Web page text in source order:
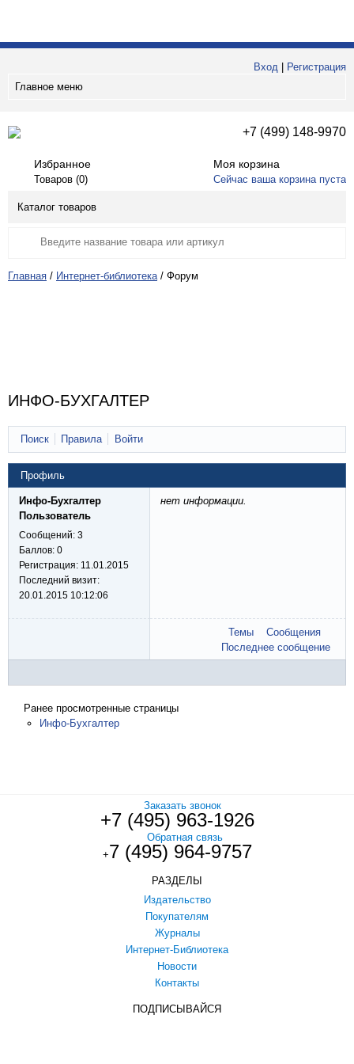
Вход
Регистрация
Главное меню
+7 (499) 148-9970
Избранное
Товаров (0)
Моя корзина
Сейчас ваша корзина пуста
Каталог товаров
Главная / Интернет-библиотека / Форум
ИНФО-БУХГАЛТЕР
Поиск Правила Войти
Профиль
Инфо-Бухгалтер
Пользователь
Сообщений: 3
Баллов: 0
Регистрация: 11.01.2015
Последний визит:
20.01.2015 10:12:06
нет информации.
Темы
Сообщения
Последнее сообщение
Ранее просмотренные страницы
Инфо-Бухгалтер
Заказать звонок
+7 (495) 963-1926
Обратная связь
+7 (495) 964-9757
РАЗДЕЛЫ
Издательство
Покупателям
Журналы
Интернет-Библиотека
Новости
Контакты
ПОДПИСЫВАЙСЯ